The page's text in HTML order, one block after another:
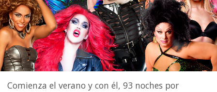
Comienza el verano y con él, 93 noches por